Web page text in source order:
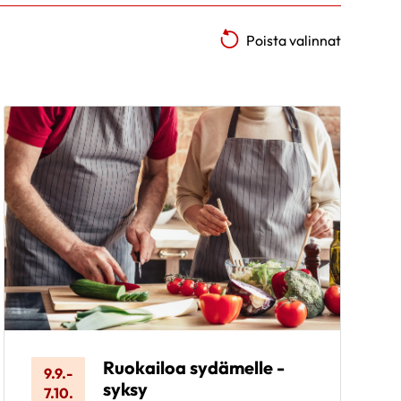
Poista valinnat
9.9.-
7.10.
Ruokailoa sydämelle -
syksy